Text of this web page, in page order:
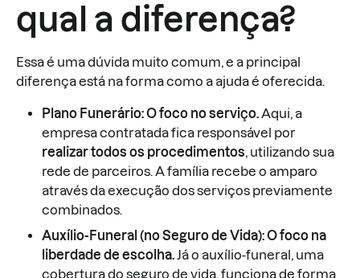
qual a diferença?
Essa é uma dúvida muito comum, e a principal
diferença está na forma como a ajuda é oferecida.
Plano Funerário: O foco no serviço.Aqui, a
empresa contratada fica responsável por
realizar todos os procedimentos, utilizando sua
rede de parceiros. A família recebe o amparo
através da execução dos serviços previamente
combinados.
Auxílio-Funeral (no Seguro de Vida): O foco na
liberdade de escolha.Já o auxílio-funeral, uma
cobertura do seguro de vida, funciona de forma